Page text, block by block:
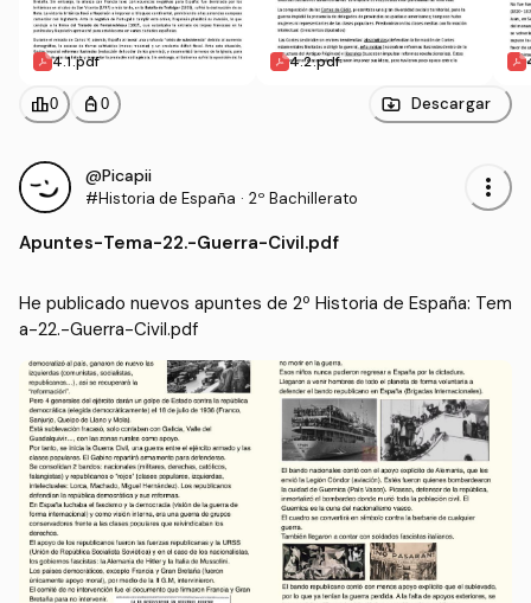
4.1.pdf 4.2.pdf
leaderboard0 personal_bag 0 Descargar
@Picapii
#Historia de España · 2º Bachillerato more_vert
Apuntes-Tema-22.-Guerra-Civil.pdf
He publicado nuevos apuntes de 2º Historia de España: Tem
a-22.-Guerra-Civil.pdf